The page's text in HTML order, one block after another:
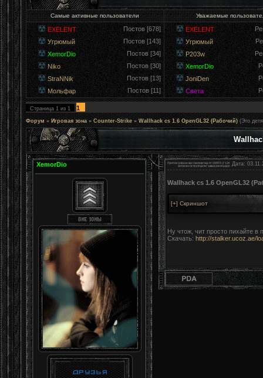
Самые активные пользователи Уважаемые
EXELENT
Постов [678]
Угрюмый
Постов [143]
XemorDio
Постов [34]
Niko
Постов [30]
StraNNik
Постов [13]
Мольфар
Постов [11]
EXELENT
Угрюмый
P203w
XemorDio
JoniDen
Света
Страница 1 из 1 1
Форум » Игровая зона » Counter-Strike » Wallhack cs 1.6 OpenGL32 (Рабочий) (Это
XemorDio Дата:
Wallhack cs 1.6 OpenGL32
Ну чтож, чит просто пихайте в
Скачать: http://stalker.ucoz.ae/